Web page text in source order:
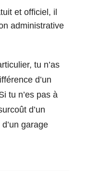
et officiel, il
administrative
tu n’as
d’un
tu n’es pas à
d’un
garage